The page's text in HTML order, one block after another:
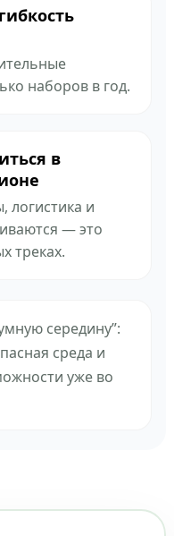
наборов в год.
в
логистика и
— это
треках.
середину”:
среда и
уже во